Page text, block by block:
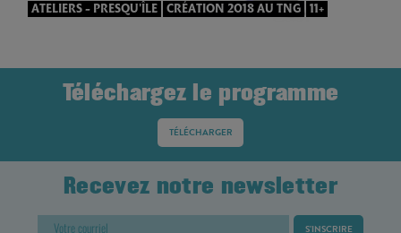
ATELIERS - PRESQU'ÎLE CRÉATION 2018 AU TNG 11+
Téléchargez le programme
TÉLÉCHARGER
Recevez notre newsletter